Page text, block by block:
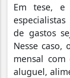
Em tese, e
de gastos
Nesse caso,
mensal com
aluguel,